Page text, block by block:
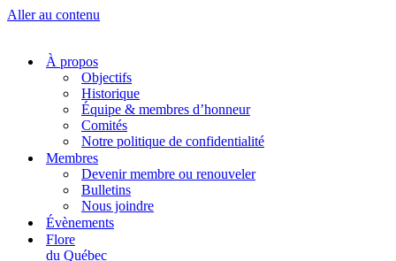
Aller au contenu
À propos
Objectifs
Historique
Équipe & membres d’honneur
Comités
Notre politique de confidentialité
Membres
Devenir membre ou renouveler
Bulletins
Nous joindre
Évènements
Flore
du Québec